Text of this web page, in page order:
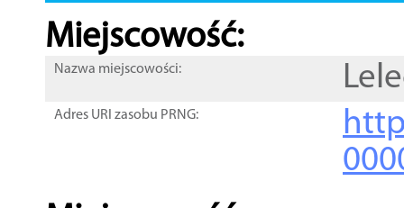
Miejscowość:
Nazwa miejscowości:
Adres URI zasobu PRNG: